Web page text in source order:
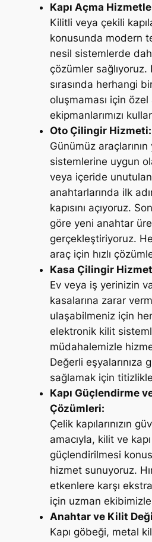
Kapı Açma
Kilitli veya çekili
konusunda modern
nesil sistemlerde
çözümler sağlıyoruz.
sırasında herhangi
oluşmaması için
ekipmanlarımızı
Oto Çilingir Hizmeti:
Günümüz
sistemlerine uygun
veya içeride
anahtarlarında ilk
kapısını açıyoruz.
göre yeni anahtar
gerçekleştiriyoruz.
araç için hızlı
Kasa Çilingir
Ev veya iş yerinizin
kasalarına zarar
ulaşabilmeniz için
elektronik kilit
müdahalemizle
Değerli eşyalarınıza
sağlamak için titizlikle
Kapı Güçlendirme
Çözümleri:
Çelik kapılarınızın
amacıyla, kilit ve
güçlendirilmesi
hizmet sunuyoruz.
etkenlere karşı
için uzman ekibimizle
Anahtar ve Kilit
Kapı göbeği, metal